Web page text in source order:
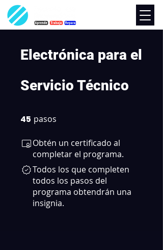
Electrónica para el
Servicio Técnico
45 pasos
Obtén un certificado al
completar el programa.
Todos los que completen
todos los pasos del
programa obtendrán una
insignia.